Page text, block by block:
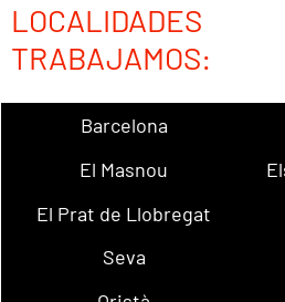
TRABAJAMOS:
Barcelona
El Masnou
El Prat de Llobregat
Seva